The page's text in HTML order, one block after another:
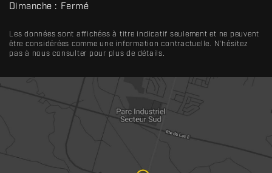
Dimanche : Fermé
Les données sont affichées à titre indicatif seulement et ne peuvent
être considérées comme une information contractuelle. N'hésitez
pas à nous consulter pour plus de détails.